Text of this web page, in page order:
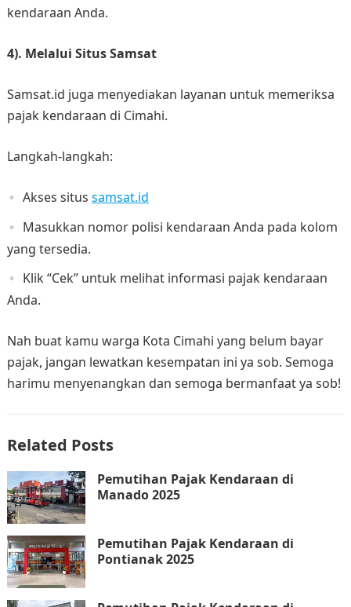
kendaraan Anda.
4). Melalui Situs Samsat
Samsat.id juga menyediakan layanan untuk memeriksa
pajak kendaraan di Cimahi.
Langkah-langkah:
Akses situs samsat.id
Masukkan nomor polisi kendaraan Anda pada kolom
yang tersedia.
Klik “Cek” untuk melihat informasi pajak kendaraan
Anda.
Nah buat kamu warga Kota Cimahi yang belum bayar
pajak, jangan lewatkan kesempatan ini ya sob. Semoga
harimu menyenangkan dan semoga bermanfaat ya sob!
Related Posts
Pemutihan Pajak Kendaraan di
Manado 2025
Pemutihan Pajak Kendaraan di
Pontianak 2025